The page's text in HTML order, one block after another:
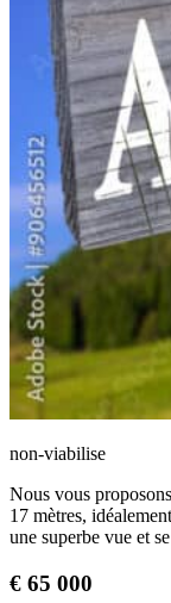
non-viabilise
Nous vous
17 mètres,
une superbe vue et
€ 65 000